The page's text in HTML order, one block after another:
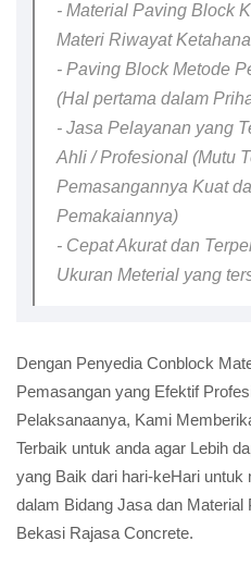
- Material Paving Block
Materi Riwayat
- Paving Block Metode
(Hal pertama dalam
- Jasa Pelayanan yang
Ahli / Profesional (Mutu
Pemasangannya Kuat
Pemakaiannya)
- Cepat Akurat dan
Ukuran Meterial yang
Dengan Penyedia Conblock
Pemasangan yang Efektif
Pelaksanaanya, Kami
Terbaik untuk anda agar Lebih
yang Baik dari hari-keHari untuk
dalam Bidang Jasa dan Material
Bekasi Rajasa Concrete.